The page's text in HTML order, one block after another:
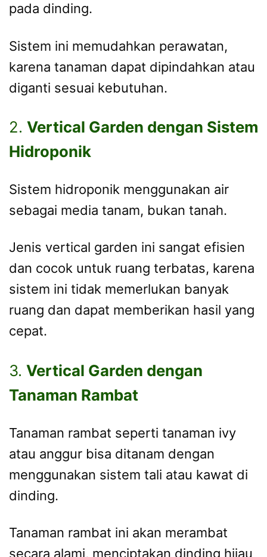
pada dinding.
Sistem ini memudahkan perawatan,
karena tanaman dapat dipindahkan atau
diganti sesuai kebutuhan.
2. Vertical Garden dengan Sistem
Hidroponik
Sistem hidroponik menggunakan air
sebagai media tanam, bukan tanah.
Jenis vertical garden ini sangat efisien
dan cocok untuk ruang terbatas, karena
sistem ini tidak memerlukan banyak
ruang dan dapat memberikan hasil yang
cepat.
3. Vertical Garden dengan
Tanaman Rambat
Tanaman rambat seperti tanaman ivy
atau anggur bisa ditanam dengan
menggunakan sistem tali atau kawat di
dinding.
Tanaman rambat ini akan merambat
secara alami, menciptakan dinding hijau